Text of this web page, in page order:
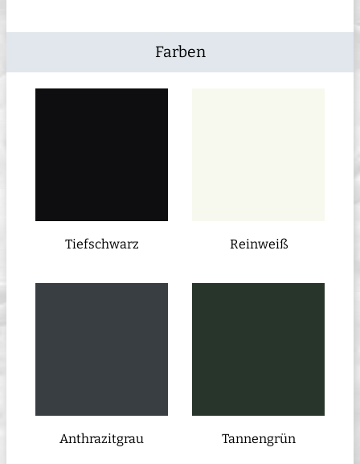
Farben
Tiefschwarz Reinweiß
Anthrazitgrau Tannengrün